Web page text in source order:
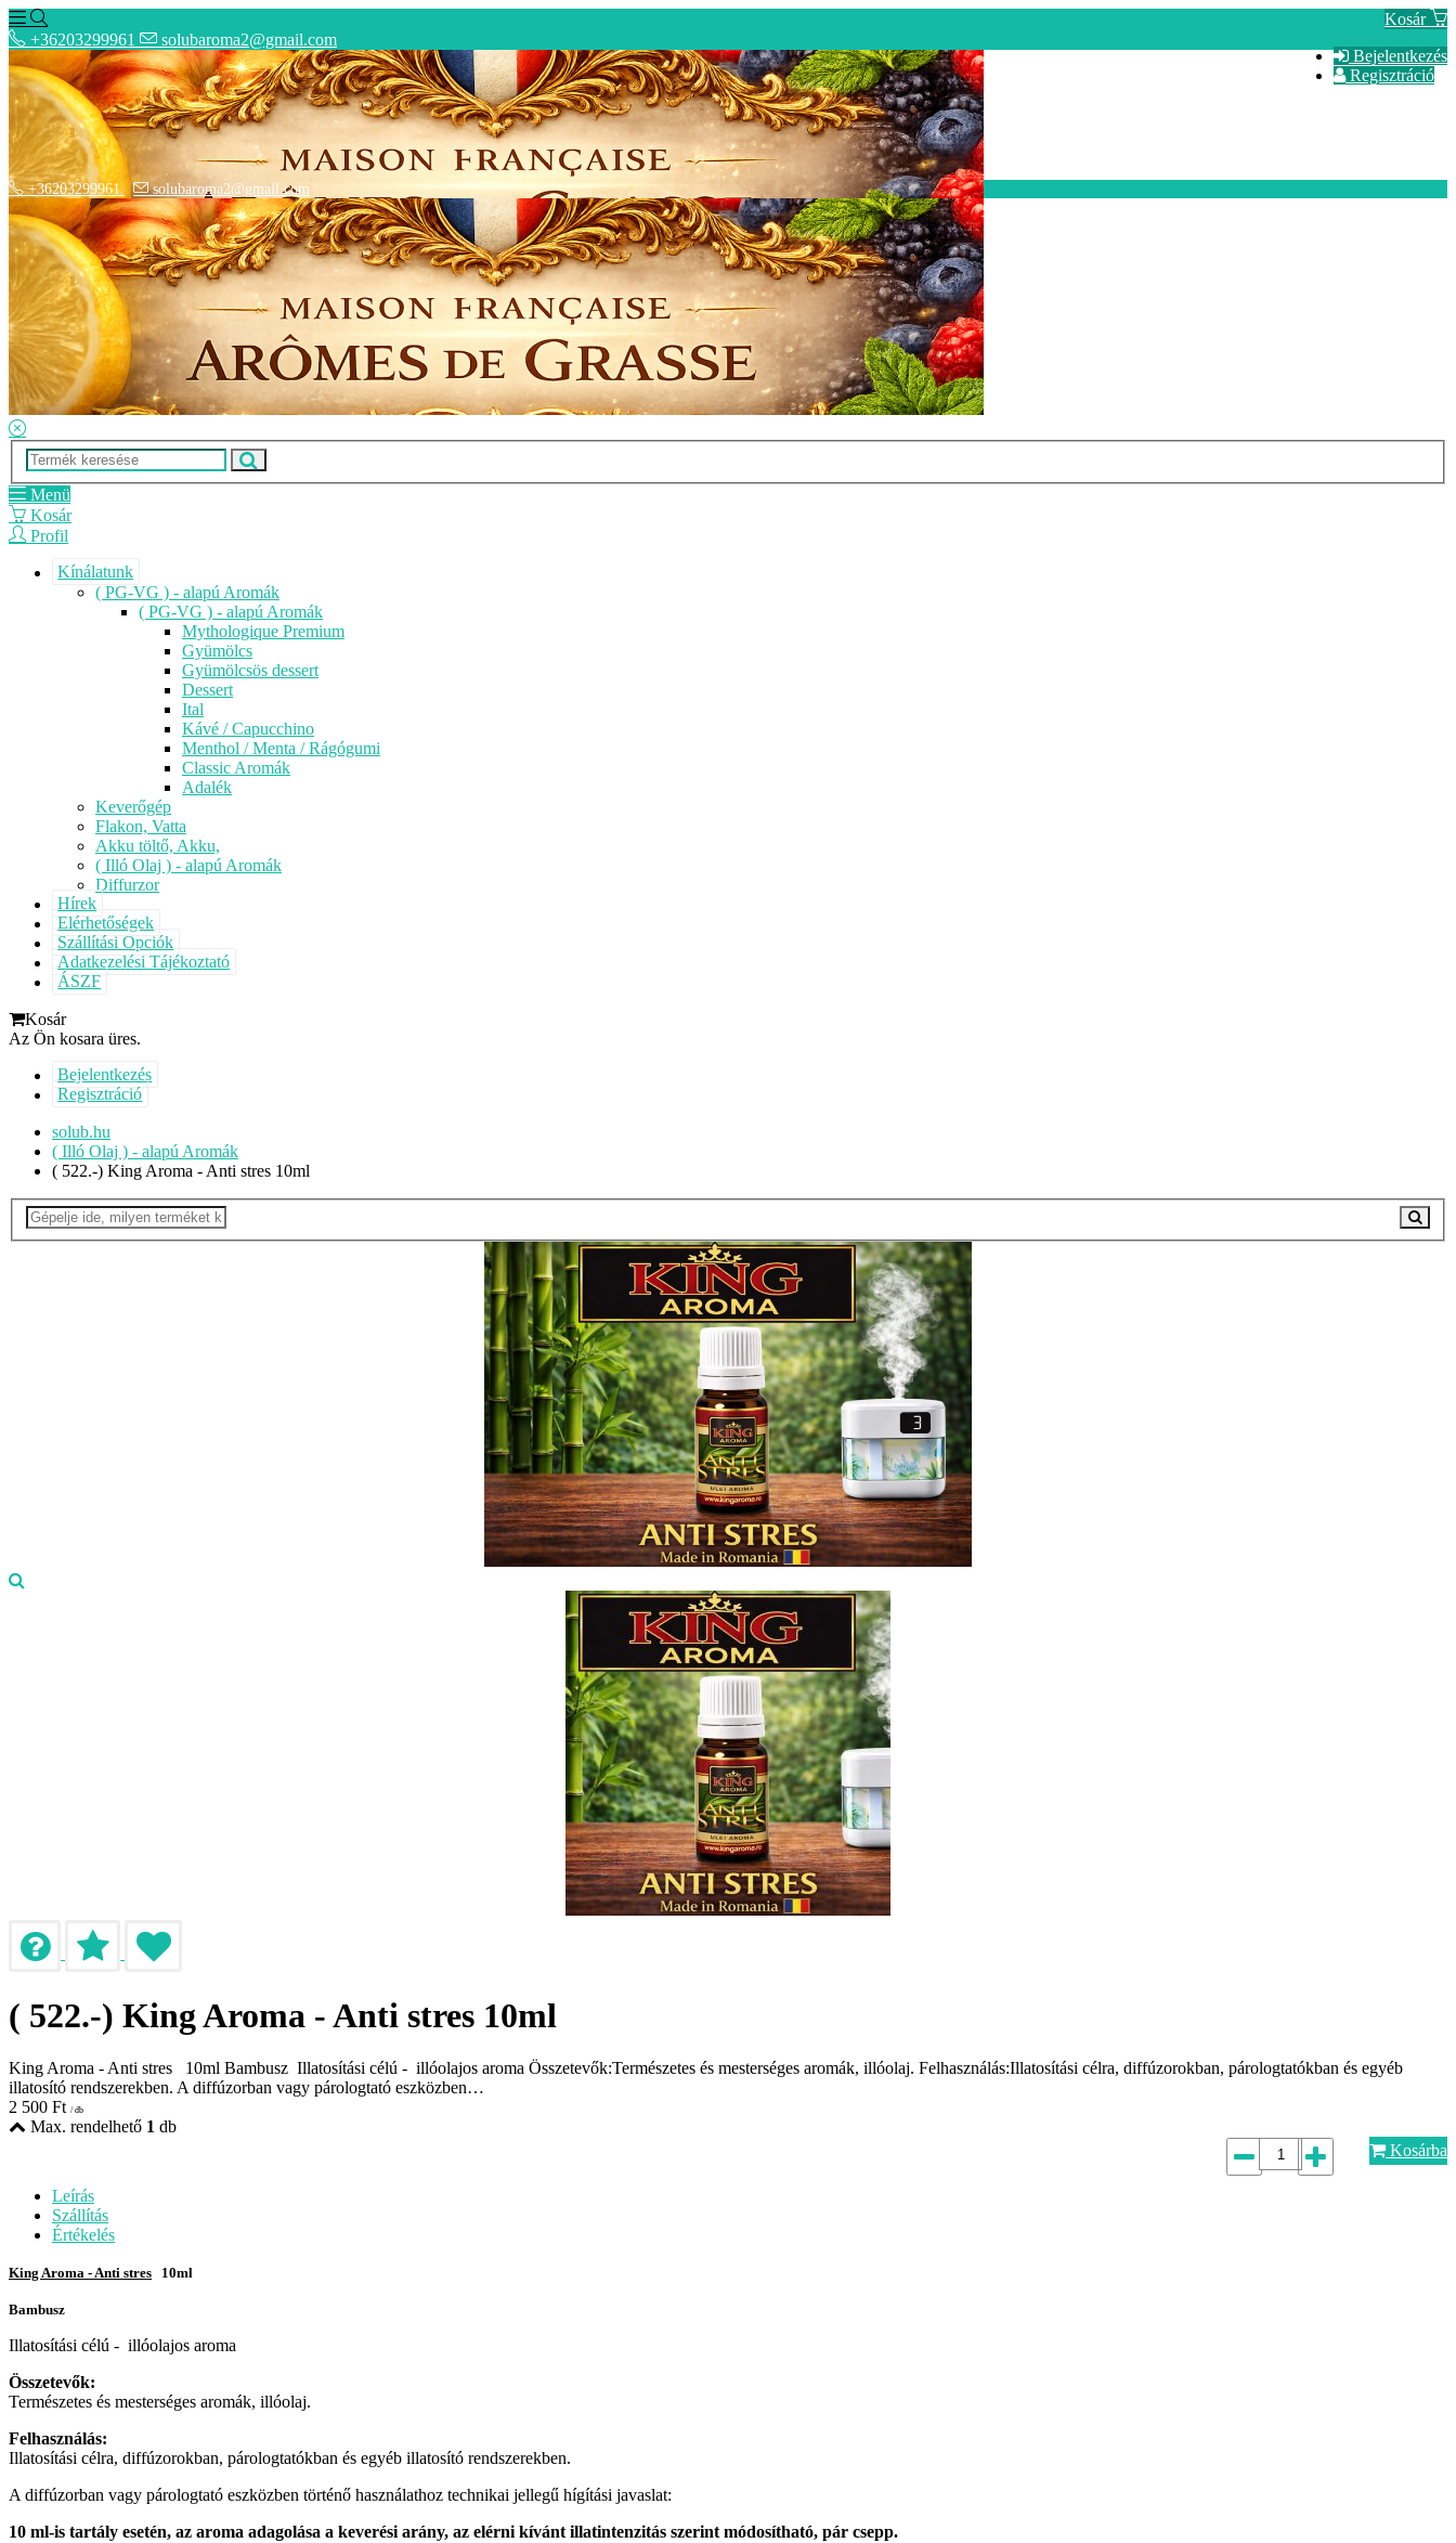
Kosár
Bejelentkezés
Regisztráció
+36203299961 solubaroma2@gmail.com
Hírek
Elérhetőségek
Szállítási Opciók
Adatkezelési Tájékoztató
ÁSZF
+36203299961 solubaroma2@gmail.com
Menü
Kosár
Profil
Kínálatunk
( PG-VG ) - alapú Aromák
( PG-VG ) - alapú Aromák
Mythologique Premium
Gyümölcs
Gyümölcsös dessert
Dessert
Ital
Kávé / Capucchino
Menthol / Menta / Rágógumi
Classic Aromák
Adalék
Keverőgép
Flakon, Vatta
Akku töltő, Akku,
( Illó Olaj ) - alapú Aromák
Diffurzor
Hírek
Elérhetőségek
Szállítási Opciók
Adatkezelési Tájékoztató
ÁSZF
Kosár
Az Ön kosara üres.
Bejelentkezés
Regisztráció
solub.hu
( Illó Olaj ) - alapú Aromák
( 522.-) King Aroma - Anti stres 10ml
( 522.-) King Aroma - Anti stres 10ml
King Aroma - Anti stres 10ml Bambusz Illatosítási célú - illóolajos aroma Összetevők:Természetes és mesterséges aromák, illóolaj. Felhasználás:Illatosítási célra, diffúzorokban, párologtatókban és egyéb
illatosító rendszerekben. A diffúzorban vagy párologtató eszközben…
2 500 Ft / db
Max. rendelhető 1 db
Kosárba
Leírás
Szállítás
Értékelés
King Aroma - Anti stres 10ml
Bambusz
Illatosítási célú - illóolajos aroma
Összetevők:
Természetes és mesterséges aromák, illóolaj.
Felhasználás:
Illatosítási célra, diffúzorokban, párologtatókban és egyéb illatosító rendszerekben.
A diffúzorban vagy párologtató eszközben történő használathoz technikai jellegű hígítási javaslat:
10 ml-is tartály esetén, az aroma adagolása a keverési arány, az elérni kívánt illatintenzitás szerint módosítható, pár csepp.